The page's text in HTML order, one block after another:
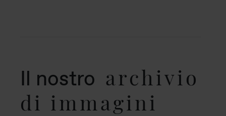
Il nostro archivio
di immagini